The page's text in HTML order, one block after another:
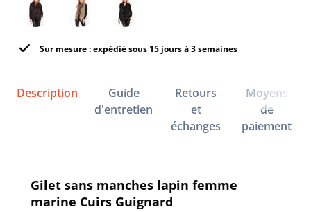
Sur mesure : expédié sous 15 jours à 3 semaines
Description
Guide
d'entretien
Retours
et
échanges
Moyens
de
paiement
Gilet sans manches lapin femme
marine Cuirs Guignard